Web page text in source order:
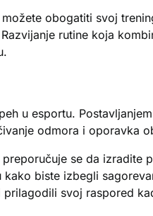
obogatiti svoj
rutine koja
u esportu.
odmora i oporavka
se da
biste izbegli
svoj raspored